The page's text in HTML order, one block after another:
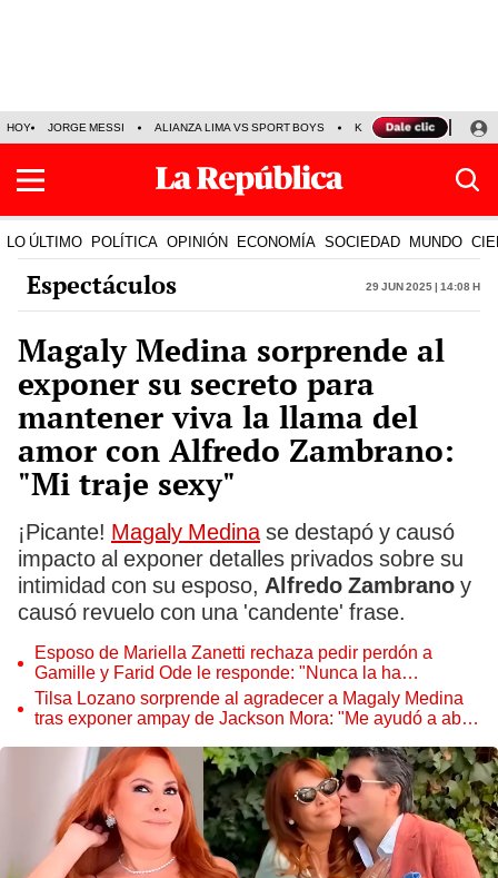
HOY JORGE MESSI ALIANZA LIMA VS SPORT BOYS KENJI FUJIMORI
LO ÚLTIMO POLÍTICA OPINIÓN ECONOMÍA SOCIEDAD MUNDO
Espectáculos 29 Jun 2025 | 14:08 h
Magaly Medina sorprende al
exponer su secreto para
mantener viva la llama del
amor con Alfredo Zambrano:
"Mi traje sexy"
¡Picante! Magaly Medinase destapó y causó
impacto al exponer detalles privados sobre su
intimidad con su esposo, Alfredo Zambrano y
causó revuelo con una 'candente' frase.
Esposo de Mariella Zanetti rechaza pedir perdón a
Gamille y Farid Ode le responde: "Nunca la ha
respetado"
Tilsa Lozano sorprende al agradecer a Magaly Medina
tras exponer ampay de Jackson Mora: "Me ayudó a abrir